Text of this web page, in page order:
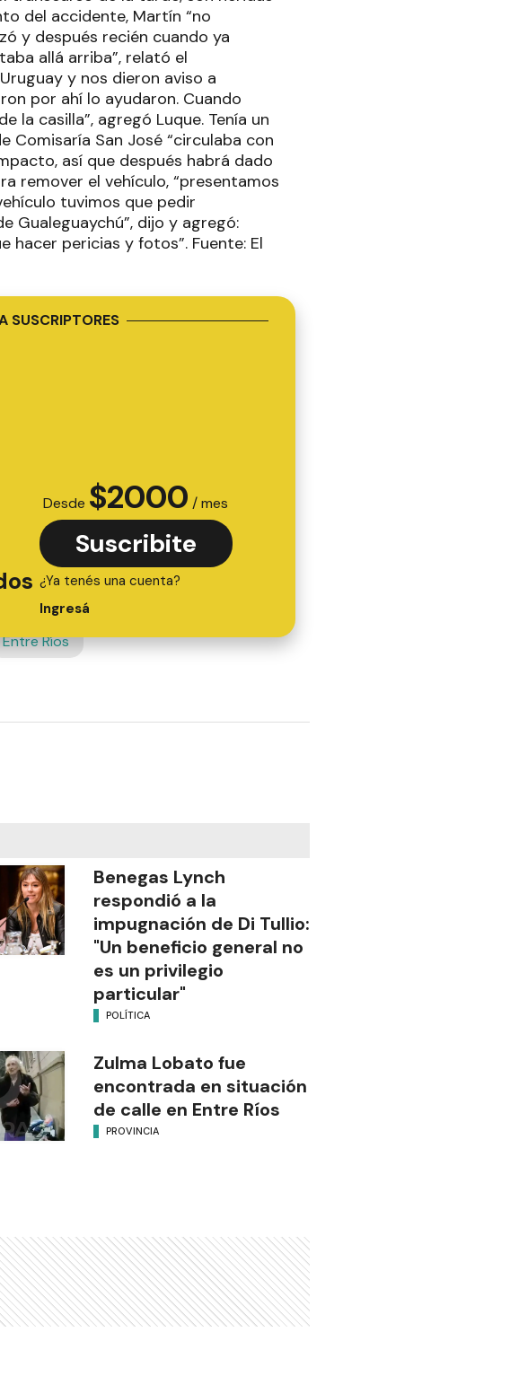
del accidente, Martín “no
y después recién cuando ya
allá arriba”, relató el
y nos dieron aviso a
por ahí lo ayudaron. Cuando
la casilla”, agregó Luque. Tenía un
San José “circulaba con
así que después habrá dado
remover el vehículo, “presentamos
tuvimos que pedir
Gualeguaychú”, dijo y agregó:
hacer pericias y fotos”. Fuente: El
SUSCRIPTORES
Desde $2000 / mes
Suscribite
¿Ya tenés una cuenta?
Ingresá
Entre Ríos
Benegas Lynch
respondió a la
impugnación de Di Tullio:
"Un beneficio general no
es un privilegio
particular"
POLÍTICA
Zulma Lobato fue
encontrada en situación
de calle en Entre Ríos
PROVINCIA